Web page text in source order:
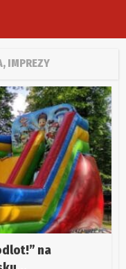
IMPREZY
na